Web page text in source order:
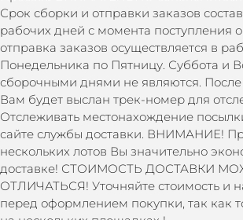
Срок сборки и отправки заказов
рабочих дней с момента поступления
отправка заказов осуществляется в
Понедельника по Пятницу. Суббота и
сборочными днями не являются. После
Вам будет выслан трек-номер для
Отслеживать местонахождение
сайте службы доставки. ВНИМАНИЕ!
нескольких лотов Вы значительно
доставке! СТОИМОСТЬ ДОСТАВКИ
ОТЛИЧАТЬСЯ! Уточняйте стоимость и
перед оформлением покупки, так как